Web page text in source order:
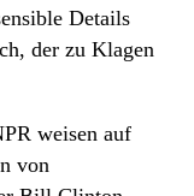
Details
der zu Klagen
weisen auf
von